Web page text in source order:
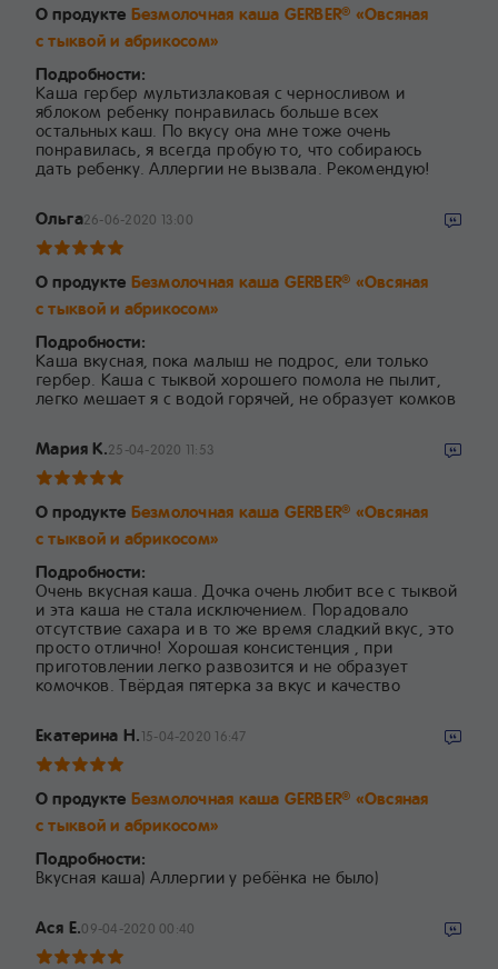
О продукте Безмолочная каша GERBER® «Овсяная
с тыквой и абрикосом»
Подробности:
Каша гербер мультизлаковая с черносливом и
яблоком ребенку понравилась больше всех
остальных каш. По вкусу она мне тоже очень
понравилась, я всегда пробую то, что собираюсь
дать ребенку. Аллергии не вызвала. Рекомендую!
Ольга26-06-2020 13:00
О продукте Безмолочная каша GERBER® «Овсяная
с тыквой и абрикосом»
Подробности:
Каша вкусная, пока малыш не подрос, ели только
гербер. Каша с тыквой хорошего помола не пылит,
легко мешает я с водой горячей, не образует комков
Мария К.25-04-2020 11:53
О продукте Безмолочная каша GERBER® «Овсяная
с тыквой и абрикосом»
Подробности:
Очень вкусная каша. Дочка очень любит все с тыквой
и эта каша не стала исключением. Порадовало
отсутствие сахара и в то же время сладкий вкус, это
просто отлично! Хорошая консистенция , при
приготовлении легко развозится и не образует
комочков. Твёрдая пятерка за вкус и качество
Екатерина Н.15-04-2020 16:47
О продукте Безмолочная каша GERBER® «Овсяная
с тыквой и абрикосом»
Подробности:
Вкусная каша) Аллергии у ребёнка не было)
Ася Е.09-04-2020 00:40